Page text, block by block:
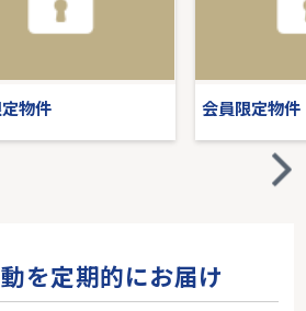
物件 会員限定物件
を定期的にお届け